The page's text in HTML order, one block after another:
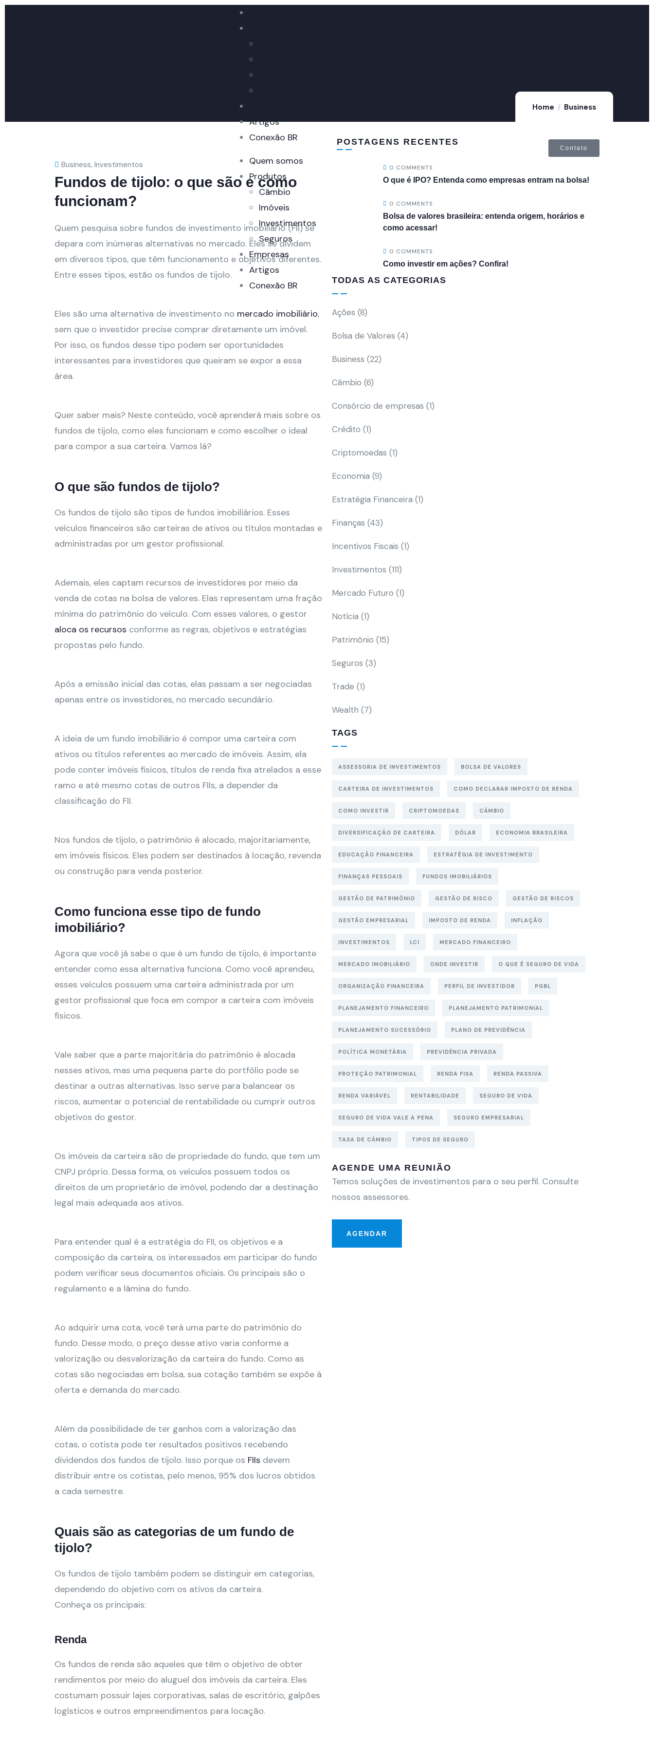
Artigos
Conexão BR
Quem somos
Produtos
Câmbio
Imóveis
Investimentos
Seguros
Empresas
Artigos
Conexão BR
Contato
Home Business
Business, Investimentos
Fundos de tijolo: o que são e como
funcionam?
Quem pesquisa sobre fundos de investimento imobiliário (FII) se
depara com inúmeras alternativas no mercado. Eles se dividem
em diversos tipos, que têm funcionamento e objetivos diferentes.
Entre esses tipos, estão os fundos de tijolo.
Eles são uma alternativa de investimento no mercado imobiliário,
sem que o investidor precise comprar diretamente um imóvel.
Por isso, os fundos desse tipo podem ser oportunidades
interessantes para investidores que queiram se expor a essa
área.
Quer saber mais? Neste conteúdo, você aprenderá mais sobre os
fundos de tijolo, como eles funcionam e como escolher o ideal
para compor a sua carteira. Vamos lá?
O que são fundos de tijolo?
Os fundos de tijolo são tipos de fundos imobiliários. Esses
veículos financeiros são carteiras de ativos ou títulos montadas e
administradas por um gestor profissional.
Ademais, eles captam recursos de investidores por meio da
venda de cotas na bolsa de valores. Elas representam uma fração
mínima do patrimônio do veículo. Com esses valores, o gestor
aloca os recursos conforme as regras, objetivos e estratégias
propostas pelo fundo.
Após a emissão inicial das cotas, elas passam a ser negociadas
apenas entre os investidores, no mercado secundário.
A ideia de um fundo imobiliário é compor uma carteira com
ativos ou títulos referentes ao mercado de imóveis. Assim, ela
pode conter imóveis físicos, títulos de renda fixa atrelados a esse
ramo e até mesmo cotas de outros FIIs, a depender da
classificação do FII.
Nos fundos de tijolo, o patrimônio é alocado, majoritariamente,
em imóveis físicos. Eles podem ser destinados à locação, revenda
ou construção para venda posterior.
Como funciona esse tipo de fundo
imobiliário?
Agora que você já sabe o que é um fundo de tijolo, é importante
entender como essa alternativa funciona. Como você aprendeu,
esses veículos possuem uma carteira administrada por um
gestor profissional que foca em compor a carteira com imóveis
físicos.
Vale saber que a parte majoritária do patrimônio é alocada
nesses ativos, mas uma pequena parte do portfólio pode se
destinar a outras alternativas. Isso serve para balancear os
riscos, aumentar o potencial de rentabilidade ou cumprir outros
objetivos do gestor.
Os imóveis da carteira são de propriedade do fundo, que tem um
CNPJ próprio. Dessa forma, os veículos possuem todos os
direitos de um proprietário de imóvel, podendo dar a destinação
legal mais adequada aos ativos.
Para entender qual é a estratégia do FII, os objetivos e a
composição da carteira, os interessados em participar do fundo
podem verificar seus documentos oficiais. Os principais são o
regulamento e a lâmina do fundo.
Ao adquirir uma cota, você terá uma parte do patrimônio do
fundo. Desse modo, o preço desse ativo varia conforme a
valorização ou desvalorização da carteira do fundo. Como as
cotas são negociadas em bolsa, sua cotação também se expõe à
oferta e demanda do mercado.
Além da possibilidade de ter ganhos com a valorização das
cotas, o cotista pode ter resultados positivos recebendo
dividendos dos fundos de tijolo. Isso porque os FIIs devem
distribuir entre os cotistas, pelo menos, 95% dos lucros obtidos
a cada semestre.
Quais são as categorias de um fundo de
tijolo?
Os fundos de tijolo também podem se distinguir em categorias,
dependendo do objetivo com os ativos da carteira.
Conheça os principais:
Renda
Os fundos de renda são aqueles que têm o objetivo de obter
rendimentos por meio do aluguel dos imóveis da carteira. Eles
costumam possuir lajes corporativas, salas de escritório, galpões
logísticos e outros empreendimentos para locação.
POSTAGENS RECENTES
0 COMMENTS
O que é IPO? Entenda como empresas entram na bolsa!
0 COMMENTS
Bolsa de valores brasileira: entenda origem, horários e
como acessar!
0 COMMENTS
Como investir em ações? Confira!
TODAS AS CATEGORIAS
Ações (8)
Bolsa de Valores (4)
Business (22)
Câmbio (6)
Consórcio de empresas (1)
Crédito (1)
Criptomoedas (1)
Economia (9)
Estratégia Financeira (1)
Finanças (43)
Incentivos Fiscais (1)
Investimentos (111)
Mercado Futuro (1)
Notícia (1)
Patrimônio (15)
Seguros (3)
Trade (1)
Wealth (7)
TAGS
ASSESSORIA DE INVESTIMENTOS BOLSA DE VALORES
CARTEIRA DE INVESTIMENTOS COMO DECLARAR IMPOSTO DE RENDA
COMO INVESTIR CRIPTOMOEDAS CÂMBIO
DIVERSIFICAÇÃO DE CARTEIRA DÓLAR ECONOMIA BRASILEIRA
EDUCAÇÃO FINANCEIRA ESTRATÉGIA DE INVESTIMENTO
FINANÇAS PESSOAIS FUNDOS IMOBILIÁRIOS
GESTÃO DE PATRIMÔNIO GESTÃO DE RISCO GESTÃO DE RISCOS
GESTÃO EMPRESARIAL IMPOSTO DE RENDA INFLAÇÃO
INVESTIMENTOS LCI MERCADO FINANCEIRO
MERCADO IMOBILIÁRIO ONDE INVESTIR O QUE É SEGURO DE VIDA
ORGANIZAÇÃO FINANCEIRA PERFIL DE INVESTIDOR PGBL
PLANEJAMENTO FINANCEIRO PLANEJAMENTO PATRIMONIAL
PLANEJAMENTO SUCESSÓRIO PLANO DE PREVIDÊNCIA
POLÍTICA MONETÁRIA PREVIDÊNCIA PRIVADA
PROTEÇÃO PATRIMONIAL RENDA FIXA RENDA PASSIVA
RENDA VARIÁVEL RENTABILIDADE SEGURO DE VIDA
SEGURO DE VIDA VALE A PENA SEGURO EMPRESARIAL
TAXA DE CÂMBIO TIPOS DE SEGURO
AGENDE UMA REUNIÃO
Temos soluções de investimentos para o seu perfil. Consulte
nossos assessores.
AGENDAR